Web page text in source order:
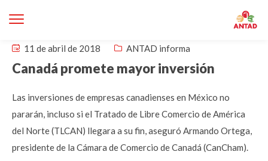
11 de abril de 2018 ANTAD informa
Canadá promete mayor inversión
Las inversiones de empresas canadienses en México no
pararán, incluso si el Tratado de Libre Comercio de América
del Norte (TLCAN) llegara a su fin, aseguró Armando Ortega,
presidente de la Cámara de Comercio de Canadá (CanCham).